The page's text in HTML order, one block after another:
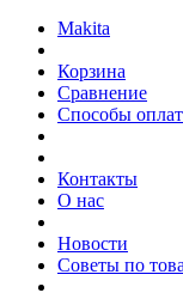
Makita
Корзина
Сравнение
Способы
Контакты
О нас
Новости
Советы по